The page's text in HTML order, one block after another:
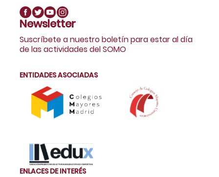
Newsletter
Suscríbete a nuestro boletín para estar al día
de las actividades del SOMO
ENTIDADES ASOCIADAS
ENLACES DE INTERÉS